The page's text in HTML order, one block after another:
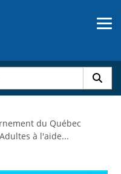
du Québec
à l'aide...